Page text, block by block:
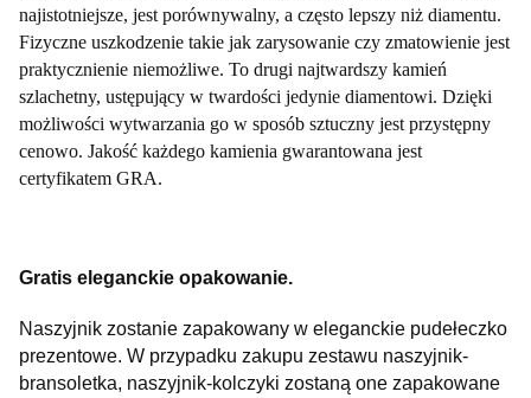
najistotniejsze, jest porównywalny, a często lepszy niż diamentu.
Fizyczne uszkodzenie takie jak zarysowanie czy zmatowienie jest
praktycznienie niemożliwe. To drugi najtwardszy kamień
szlachetny, ustępujący w twardości jedynie diamentowi. Dzięki
możliwości wytwarzania go w sposób sztuczny jest przystępny
cenowo. Jakość każdego kamienia gwarantowana jest
certyfikatem GRA.
Gratis eleganckie opakowanie.
Naszyjnik zostanie zapakowany w eleganckie pudełeczko
prezentowe. W przypadku zakupu zestawu naszyjnik-
bransoletka, naszyjnik-kolczyki zostaną one zapakowane